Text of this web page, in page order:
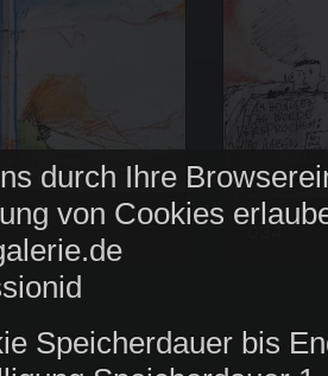
durch Ihre
von Cookies
Speicherdauer bis